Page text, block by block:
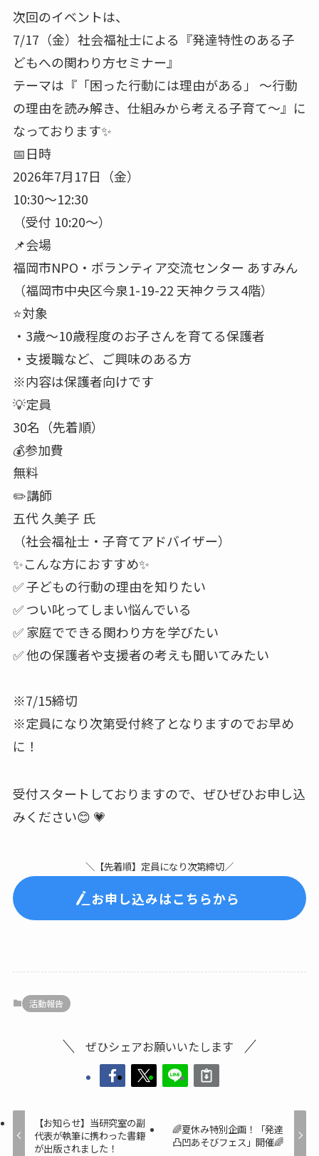
次回のイベントは、
7/17（金）社会福祉士による『発達特性のある子
どもへの関わり方セミナー』
テーマは『「困った行動には理由がある」 ～行動
の理由を読み解き、仕組みから考える子育て～』に
なっております✨️
📅日時
2026年7月17日（金）
10:30～12:30
（受付 10:20～）
📌会場
福岡市NPO・ボランティア交流センター あすみん
（福岡市中央区今泉1-19-22 天神クラス4階）
⭐️対象
・3歳～10歳程度のお子さんを育てる保護者
・支援職など、ご興味のある方
※内容は保護者向けです
💡定員
30名（先着順）
💰️参加費
無料
✏️講師
五代 久美子 氏
（社会福祉士・子育てアドバイザー）
✨️こんな方におすすめ✨️
✅️ 子どもの行動の理由を知りたい
✅️ つい叱ってしまい悩んでいる
✅️ 家庭でできる関わり方を学びたい
✅️ 他の保護者や支援者の考えも聞いてみたい
※7/15締切
※定員になり次第受付終了となりますのでお早め
に！
受付スタートしておりますので、ぜひぜひお申し込
みください😊 💗
＼【先着順】定員になり次第締切／
お申し込みはこちらから
活動報告
ぜひシェアお願いいたします
【お知らせ】当研究室の副
代表が執筆に携わった書籍
が出版されました！
🌈夏休み特別企画！「発達
凸凹あそびフェス」開催🌈